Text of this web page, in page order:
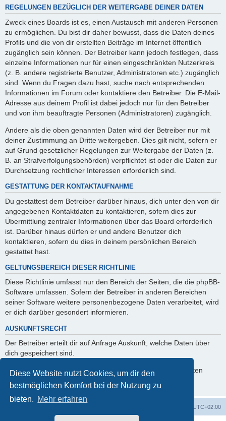
Diese Website nutzt Cookies, um dir den
bestmöglichen Komfort bei der Nutzung zu
bieten. Mehr erfahren
REGELUNGEN BEZÜGLICH DER WEITERGABE DEINER DATEN
Zweck eines Boards ist es, einen Austausch mit anderen Personen
zu ermöglichen. Du bist dir daher bewusst, dass die Daten deines
Profils und die von dir erstellten Beiträge im Internet öffentlich
zugänglich sein können. Der Betreiber kann jedoch festlegen, dass
einzelne Informationen nur für einen eingeschränkten Nutzerkreis
(z. B. andere registrierte Benutzer, Administratoren etc.) zugänglich
sind. Wenn du Fragen dazu hast, suche nach entsprechenden
Informationen im Forum oder kontaktiere den Betreiber. Die E-Mail-
Adresse aus deinem Profil ist dabei jedoch nur für den Betreiber
und von ihm beauftragte Personen (Administratoren) zugänglich.
Andere als die oben genannten Daten wird der Betreiber nur mit
deiner Zustimmung an Dritte weitergeben. Dies gilt nicht, sofern er
auf Grund gesetzlicher Regelungen zur Weitergabe der Daten (z.
B. an Strafverfolgungsbehörden) verpflichtet ist oder die Daten zur
Durchsetzung rechtlicher Interessen erforderlich sind.
GESTATTUNG DER KONTAKTAUFNAHME
Du gestattest dem Betreiber darüber hinaus, dich unter den von dir
angegebenen Kontaktdaten zu kontaktieren, sofern dies zur
Übermittlung zentraler Informationen über das Board erforderlich
ist. Darüber hinaus dürfen er und andere Benutzer dich
kontaktieren, sofern du dies in deinem persönlichen Bereich
gestattet hast.
GELTUNGSBEREICH DIESER RICHTLINIE
Diese Richtlinie umfasst nur den Bereich der Seiten, die die phpBB-
Software umfassen. Sofern der Betreiber in anderen Bereichen
seiner Software weitere personenbezogene Daten verarbeitet, wird
er dich darüber gesondert informieren.
AUSKUNFTSRECHT
Der Betreiber erteilt dir auf Anfrage Auskunft, welche Daten über
dich gespeichert sind.
Du kannst jederzeit die Löschung bzw. Sperrung deiner Daten
verlangen. Kontaktiere hierzu bitte den Betreiber.
UTC+02:00